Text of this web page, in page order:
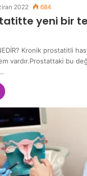
2022 684
yeni bir
Kronik prostatitli
vardır.Prostattaki bu